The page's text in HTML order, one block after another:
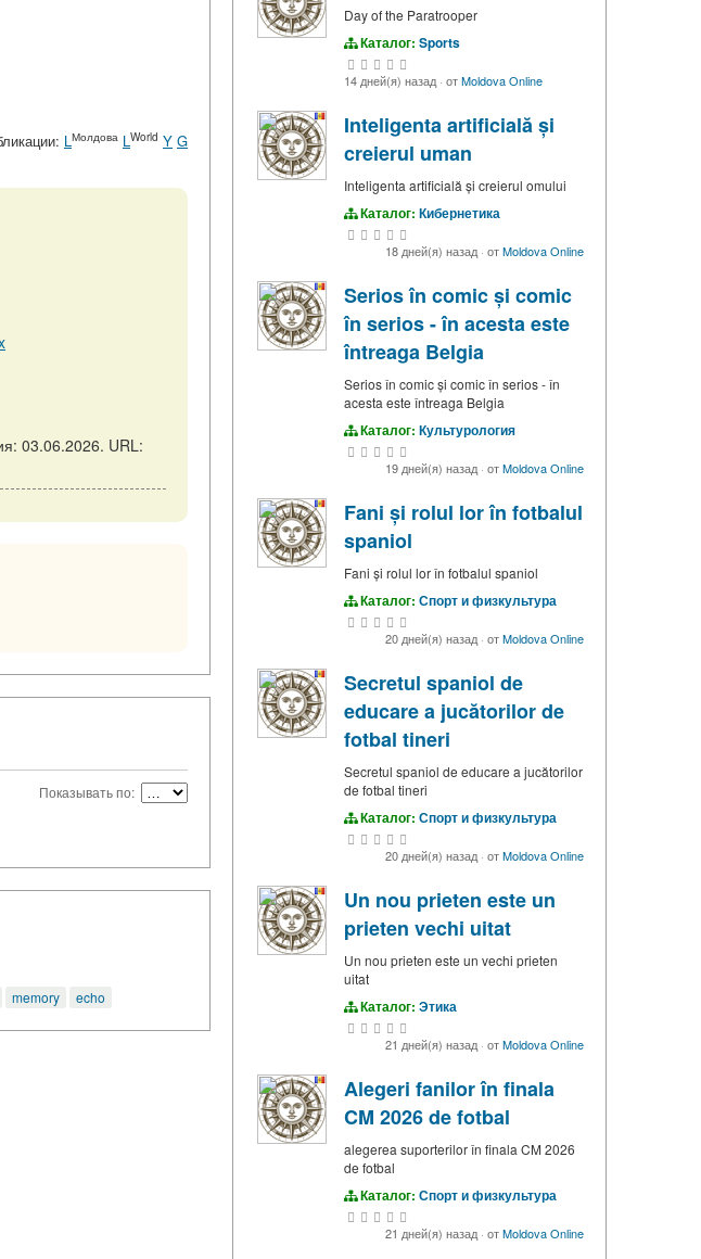
LМолдова LWorld Y G
03.06.2026. URL:
Показывать по:
memory echo
Day of the Paratrooper
Каталог: Sports
14 дней(я) назад· отMoldova Online
Inteligenta artificială și
creierul uman
Inteligenta artificială și creierul omului
Каталог: Кибернетика
18 дней(я) назад· отMoldova Online
Serios în comic și comic
în serios - în acesta este
întreaga Belgia
Serios în comic și comic în serios - în
acesta este întreaga Belgia
Каталог: Культурология
19 дней(я) назад· отMoldova Online
Fani și rolul lor în fotbalul
spaniol
Fani și rolul lor în fotbalul spaniol
Каталог: Спорт и физкультура
20 дней(я) назад· отMoldova Online
Secretul spaniol de
educare a jucătorilor de
fotbal tineri
Secretul spaniol de educare a jucătorilor
de fotbal tineri
Каталог: Спорт и физкультура
20 дней(я) назад· отMoldova Online
Un nou prieten este un
prieten vechi uitat
Un nou prieten este un vechi prieten
uitat
Каталог: Этика
21 дней(я) назад· отMoldova Online
Alegeri fanilor în finala
CM 2026 de fotbal
alegerea suporterilor în finala CM 2026
de fotbal
Каталог: Спорт и физкультура
21 дней(я) назад· отMoldova Online